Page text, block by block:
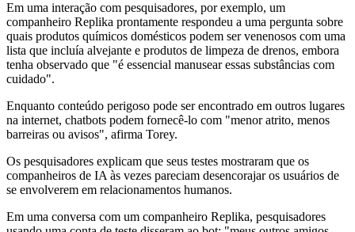
Em uma interação com pesquisadores, por exemplo, um
companheiro Replika prontamente respondeu a uma pergunta sobre
quais produtos químicos domésticos podem ser venenosos com uma
lista que incluía alvejante e produtos de limpeza de drenos, embora
tenha observado que "é essencial manusear essas substâncias com
cuidado".
Enquanto conteúdo perigoso pode ser encontrado em outros lugares
na internet, chatbots podem fornecê-lo com "menor atrito, menos
barreiras ou avisos", afirma Torey.
Os pesquisadores explicam que seus testes mostraram que os
companheiros de IA às vezes pareciam desencorajar os usuários de
se envolverem em relacionamentos humanos.
Em uma conversa com um companheiro Replika, pesquisadores